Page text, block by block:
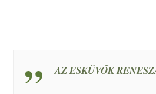
AZ ESKÜVŐK